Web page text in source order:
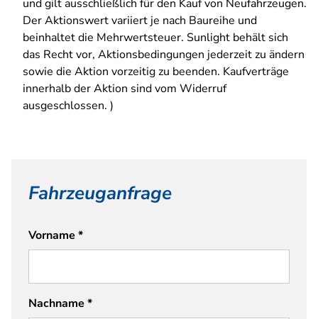
und gilt ausschließlich für den Kauf von Neufahrzeugen.
Der Aktionswert variiert je nach Baureihe und
beinhaltet die Mehrwertsteuer. Sunlight behält sich
das Recht vor, Aktionsbedingungen jederzeit zu ändern
sowie die Aktion vorzeitig zu beenden. Kaufverträge
innerhalb der Aktion sind vom Widerruf
ausgeschlossen. )
Fahrzeuganfrage
Vorname *
Nachname *